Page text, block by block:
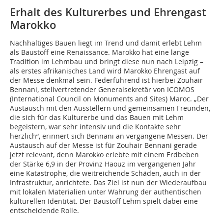
Erhalt des Kulturerbes und Ehrengast
Marokko
Nachhaltiges Bauen liegt im Trend und damit erlebt Lehm
als Baustoff eine Renaissance. Marokko hat eine lange
Tradition im Lehmbau und bringt diese nun nach Leipzig –
als erstes afrikanisches Land wird ­Marokko Ehrengast auf
der Messe denkmal sein. Feder­führend ist hierbei Zouhair
Bennani, stellvertretender Generalsekretär von ICOMOS
(International Council on Monuments and Sites) Maroc. „Der
Austausch mit den Ausstellern und gemeinsamen Freunden,
die sich für das Kulturerbe und das Bauen mit Lehm
begeistern, war sehr intensiv und die Kontakte sehr
herzlich“, erinnert sich Bennani an vergangene Messen. Der
Austausch auf der Messe ist für Zouhair Bennani gerade
jetzt relevant, denn Marokko erlebte mit einem Erdbeben
der Stärke 6,9 in der Provinz Haouz im vergangenen Jahr
eine Katastrophe, die ­weitreichende Schäden, auch in der
Infrastruktur, anrichtete. Das Ziel ist nun der Wiederaufbau
mit lokalen Materialien unter Wahrung der authentischen
kulturellen ­Identität. Der Baustoff Lehm spielt dabei eine
entscheidende Rolle.